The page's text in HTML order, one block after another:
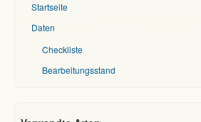
Startseite
Daten
Checkliste
Bearbeitungsstand